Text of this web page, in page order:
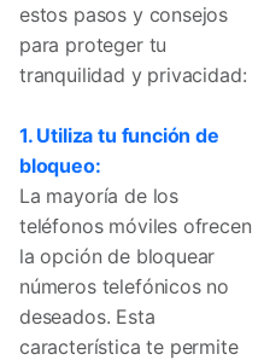
estos pasos y consejos
para proteger tu
tranquilidad y privacidad:
1. Utiliza tu función de
bloqueo:
La mayoría de los
teléfonos móviles ofrecen
la opción de bloquear
números telefónicos no
deseados. Esta
característica te permite